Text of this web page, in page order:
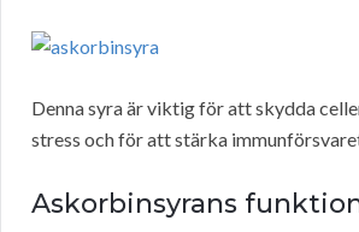
Denna syra är viktig för att skydda
stress och för att stärka
Askorbinsyrans